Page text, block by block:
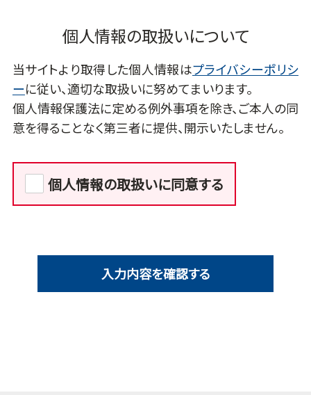
個人情報の取扱いについて
当サイトより取得した個人情報はプライバシーポリシ
ーに従い、適切な取扱いに努めてまいります。
個人情報保護法に定める例外事項を除き、ご本人の同
意を得ることなく第三者に提供、開示いたしません。
個人情報の取扱いに同意する
入力内容を確認する